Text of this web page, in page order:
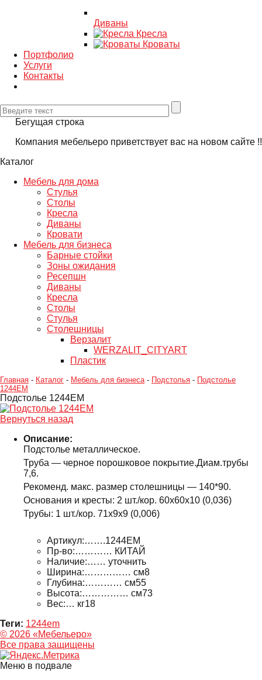
Диваны
Кресла
Кроваты
Портфолио
Услуги
Контакты
строка
мебельеро приветствует вас на новом сайте !!!
Каталог
Мебель для дома
Стулья
Столы
Кресла
Диваны
Кровати
Мебель для бизнеса
Барные стойки
Зоны ожидания
Ресепшн
Диваны
Кресла
Столы
Стулья
Столешницы
Верзалит
WERZALIT_CITYART
Пластик
Главная - Каталог - Мебель для бизнеса- Подстолья - Подстолье
1244EM
Подстолье 1244EM
Вернуться назад
Описание:
Подстолье металлическое.
Труба — черное порошковое покрытие.Диам.трубы
7,6.
Рекоменд. макс. размер столешницы — 140*90.
Основания и кресты: 2 шт./кор. 60х60х10 (0,036)
Трубы: 1 шт./кор. 71х9х9 (0,006)
Артикул:…….1244EM
Пр-во:………… КИТАЙ
Наличие:…… уточнить
Ширина:…………… см8
Глубина:………… см55
Высота:…………… см73
Вес:… кг18
Теги: 1244em
© 2026 «Мебельеро»
Bce права защищены
Меню в подвале